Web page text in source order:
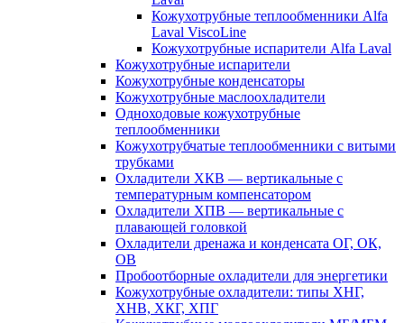
Кожухотрубные теплообменники Alfa
Laval ViscoLine
Кожухотрубные испарители Alfa Laval
Кожухотрубные испарители
Кожухотрубные конденсаторы
Кожухотрубные маслоохладители
Одноходовые кожухотрубные
теплообменники
Кожухотрубчатые теплообменники с витыми
трубками
Охладители ХКВ — вертикальные с
температурным компенсатором
Охладители ХПВ — вертикальные с
плавающей головкой
Охладители дренажа и конденсата ОГ, ОК,
ОВ
Пробоотборные охладители для энергетики
Кожухотрубные охладители: типы ХНГ,
ХНВ, ХКГ, ХПГ